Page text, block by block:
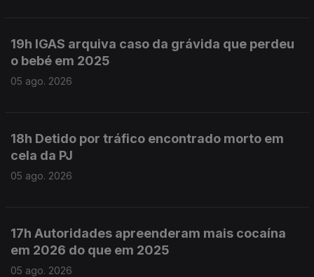
19h IGAS arquiva caso da grávida que perdeu
o bebé em 2025
05 ago. 2026
18h Detido por tráfico encontrado morto em
cela da PJ
05 ago. 2026
17h Autoridades apreenderam mais cocaína
em 2026 do que em 2025
05 ago. 2026